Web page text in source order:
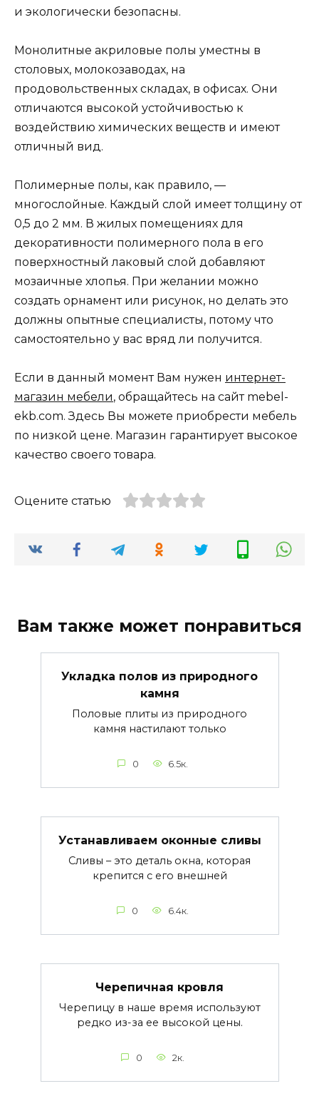
и экологически безопасны.
Монолитные акриловые полы уместны в
столовых, молокозаводах, на
продовольственных складах, в офисах. Они
отличаются высокой устойчивостью к
воздействию химических веществ и имеют
отличный вид.
Полимерные полы, как правило, —
многослойные. Каждый слой имеет толщину от
0,5 до 2 мм. В жилых помещениях для
декоративности полимерного пола в его
поверхностный лаковый слой добавляют
мозаичные хлопья. При желании можно
создать орнамент или рисунок, но делать это
должны опытные специалисты, потому что
самостоятельно у вас вряд ли получится.
Если в данный момент Вам нужен интернет-
магазин мебели, обращайтесь на сайт mebel-
ekb.com. Здесь Вы можете приобрести мебель
по низкой цене. Магазин гарантирует высокое
качество своего товара.
Оцените статью
Вам также может понравиться
Укладка полов из природного
камня
Половые плиты из природного
камня настилают только
0 6.5к.
Устанавливаем оконные сливы
Сливы – это деталь окна, которая
крепится с его внешней
0 6.4к.
Черепичная кровля
Черепицу в наше время используют
редко из-за ее высокой цены.
0 2к.